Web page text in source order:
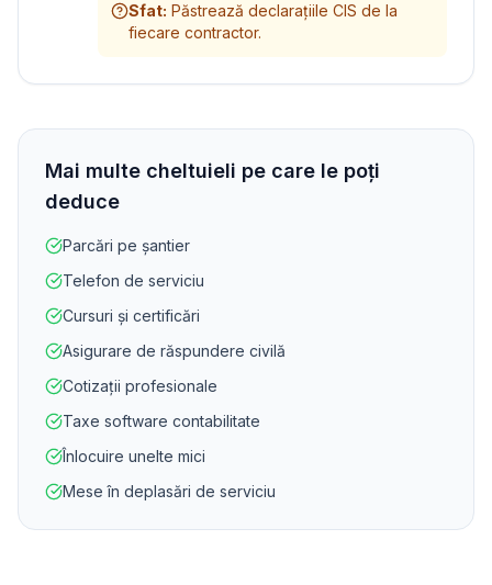
Sfat: Păstrează declarațiile CIS de la
fiecare contractor.
Mai multe cheltuieli pe care le poți
deduce
Parcări pe șantier
Telefon de serviciu
Cursuri și certificări
Asigurare de răspundere civilă
Cotizații profesionale
Taxe software contabilitate
Înlocuire unelte mici
Mese în deplasări de serviciu